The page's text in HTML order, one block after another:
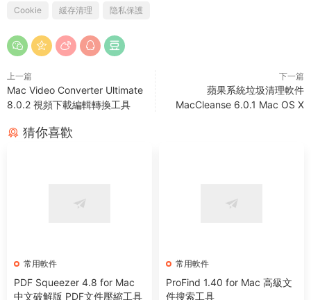
Cookie 緩存清理 隐私保護
上一篇
Mac Video Converter Ultimate
8.0.2 視頻下載編輯轉換工具
下一篇
蘋果系統垃圾清理軟件
MacCleanse 6.0.1 Mac OS X
猜你喜歡
常用軟件
PDF Squeezer 4.8 for Mac
中文破解版 PDF文件壓縮工具
常用軟件
ProFind 1.40 for Mac 高級文
件搜索工具